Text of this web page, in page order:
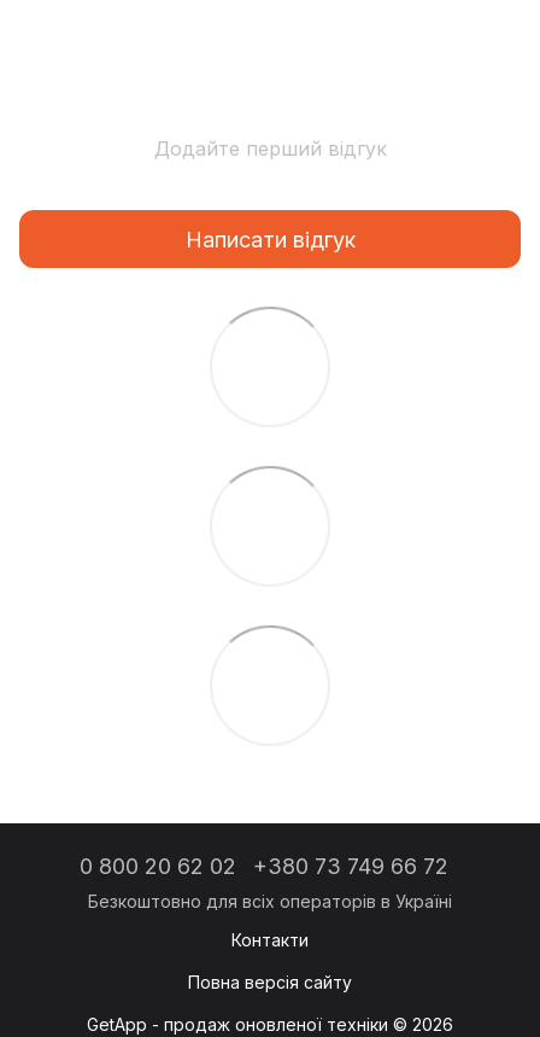
Додайте перший відгук
Написати відгук
0 800 20 62 02 +380 73 749 66 72
Контакти
Повна версія сайту
GetApp - продаж оновленої техніки © 2026